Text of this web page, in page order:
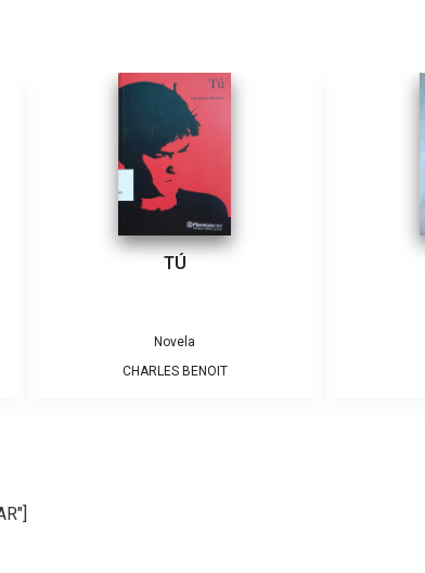
TÚ
Novela
CHARLES BENOIT